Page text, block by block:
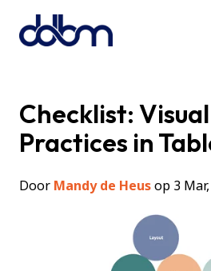
Checklist:
Practices in
Door Mandy de Heusop 3